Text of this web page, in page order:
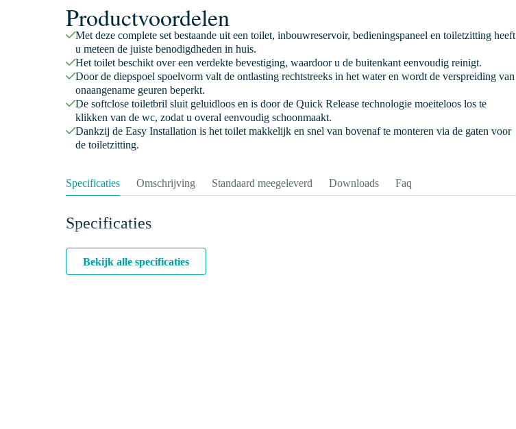
Productvoordelen
Met deze complete set bestaande uit een toilet, inbouwreservoir, bedieningspaneel en toiletzitting heeft
u meteen de juiste benodigdheden in huis.
Het toilet beschikt over een verdekte bevestiging, waardoor u de buitenkant eenvoudig reinigt.
Door de diepspoel spoelvorm valt de ontlasting rechtstreeks in het water en wordt de verspreiding van
onaangename geuren beperkt.
De softclose toiletbril sluit geluidloos en is door de Quick Release technologie moeiteloos los te
klikken van de wc, zodat u overal eenvoudig schoonmaakt.
Dankzij de Easy Installation is het toilet makkelijk en snel van bovenaf te monteren via de gaten voor
de toiletzitting.
Specificaties Omschrijving Standaard meegeleverd Downloads Faq
Specificaties
Bekijk alle specificaties